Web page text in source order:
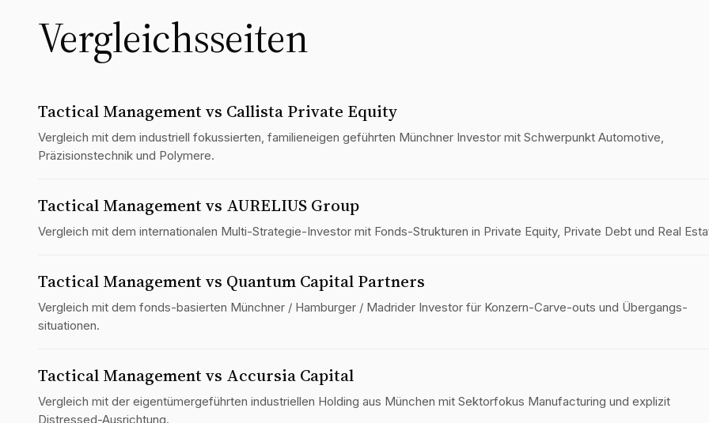
Vergleichsseiten
Tactical Management vs Callista Private Equity
Vergleich mit dem industriell fokussierten, familieneigen geführten Münchner Investor mit Schwerpunkt Automotive,
Präzisionstechnik und Polymere.
Tactical Management vs AURELIUS Group
Vergleich mit dem internationalen Multi-Strategie-Investor mit Fonds-Strukturen in Private Equity, Private Debt und Real
Tactical Management vs Quantum Capital Partners
Vergleich mit dem fonds-basierten Münchner / Hamburger / Madrider Investor für Konzern-Carve-outs und Übergangs­
situationen.
Tactical Management vs Accursia Capital
Vergleich mit der eigentümer­geführten industriellen Holding aus München mit Sektor­fokus Manufacturing und explizit
Distressed-Ausrichtung.